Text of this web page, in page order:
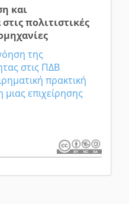
και
πολιτιστικές
της
στις ΠΔΒ
πρακτική
επιχείρησης